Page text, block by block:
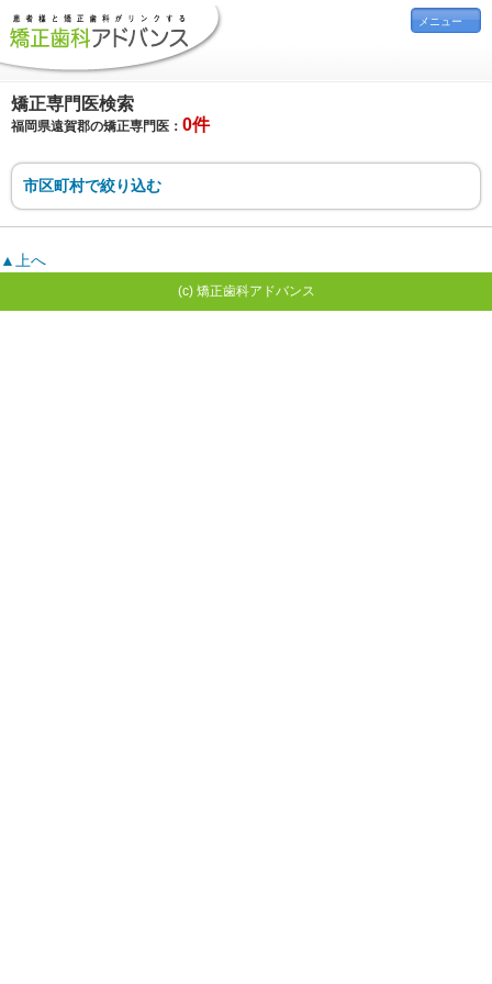
メニュー
矯正専門医検索
福岡県遠賀郡の矯正専門医： 0件
市区町村で絞り込む
▲上へ
(c) 矯正歯科アドバンス